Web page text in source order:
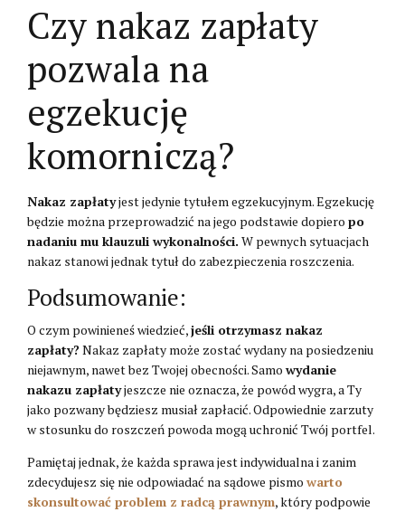
Czy nakaz zapłaty
pozwala na
egzekucję
komorniczą?
Nakaz zapłatyjest jedynie tytułem egzekucyjnym. Egzekucję
będzie można przeprowadzić na jego podstawie dopiero po
nadaniu mu klauzuli wykonalności. W pewnych sytuacjach
nakaz stanowi jednak tytuł do zabezpieczenia roszczenia.
Podsumowanie:
O czym powinieneś wiedzieć,jeśli otrzymasz nakaz
zapłaty?Nakaz zapłaty może zostać wydany na posiedzeniu
niejawnym, nawet bez Twojej obecności. Samo wydanie
nakazu zapłatyjeszcze nie oznacza, że powód wygra, a Ty
jako pozwany będziesz musiał zapłacić. Odpowiednie zarzuty
w stosunku do roszczeń powoda mogą uchronić Twój portfel.
Pamiętaj jednak, że każda sprawa jest indywidualna i zanim
zdecydujesz się nie odpowiadać na sądowe pismo warto
skonsultować problem z radcą prawnym, który podpowie